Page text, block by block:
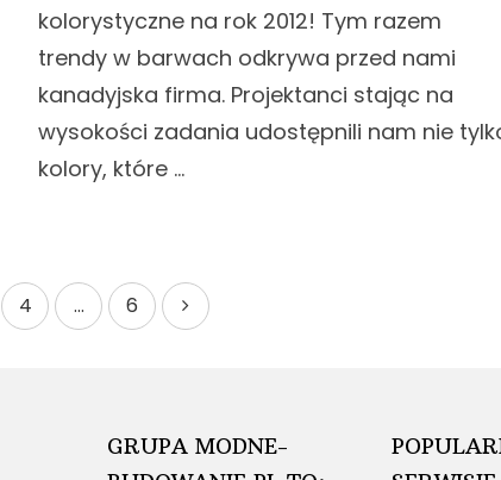
kolorystyczne na rok 2012! Tym razem
trendy w barwach odkrywa przed nami
kanadyjska firma. Projektanci stając na
wysokości zadania udostępnili nam nie
kolory, które …
4 … 6
GRUPA MODNE-